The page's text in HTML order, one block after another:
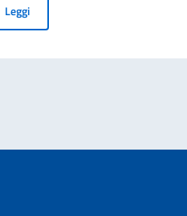
LeggiAssunzione di n. 2 impiegati a